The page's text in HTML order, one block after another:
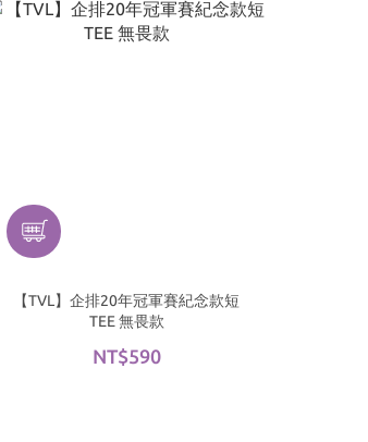
【TVL】企排20年冠軍賽紀念款短
TEE 無畏款
NT$590